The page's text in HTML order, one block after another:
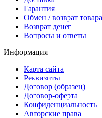
Гарантия
Обмен / возврат товара
Возврат денег
Вопросы и ответы
Информация
Карта сайта
Реквизиты
Договор (образец)
Договор-оферта
Конфиденциальность
Авторские права